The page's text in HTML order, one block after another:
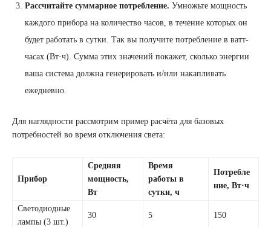
Рассчитайте суммарное потребление. Умножьте мощность
каждого прибора на количество часов, в течение которых он
будет работать в сутки. Так вы получите потребление в ватт-
часах (Вт·ч). Сумма этих значений покажет, сколько энергии
ваша система должна генерировать и/или накапливать
ежедневно.
Для наглядности рассмотрим пример расчёта для базовых
потребностей во время отключения света:
Прибор
Средняя
мощность,
Вт
Время
работы в
сутки, ч
Потребле
ние, Вт·ч
Светодиодные
лампы (3 шт.)
30 5 150